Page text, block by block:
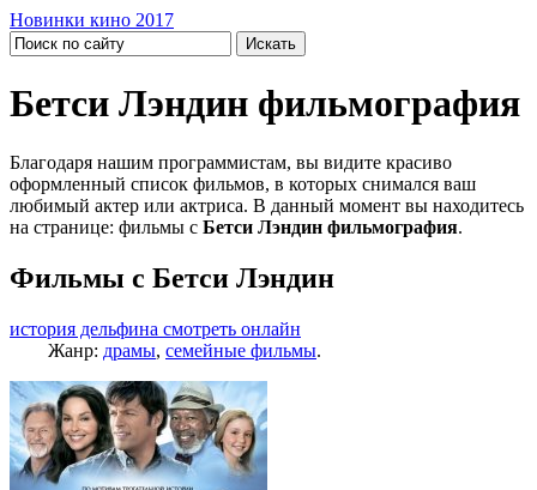
Новинки кино 2017
Бетси Лэндин фильмография
Благодаря нашим программистам, вы видите красиво
оформленный список фильмов, в которых снимался ваш
любимый актер или актриса. В данный момент вы находитесь
на странице: фильмы с Бетси Лэндин фильмография.
Фильмы с Бетси Лэндин
история дельфина смотреть онлайн
Жанр: драмы, семейные фильмы.